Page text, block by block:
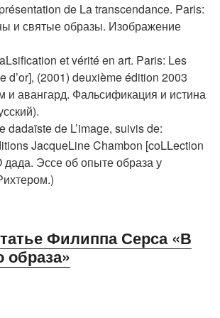
de La transcendance. Paris:
и святые образы. Изображение
et vérité en art. Paris: Les
d’or], (2001) deuxième édition 2003
и авангард. Фальсификация и истина
dadaïste de L’image, suivis de:
JacqueLine Chambon [coLLection
дада. Эссе об опыте образа у
Филиппа Серса «В
образа»